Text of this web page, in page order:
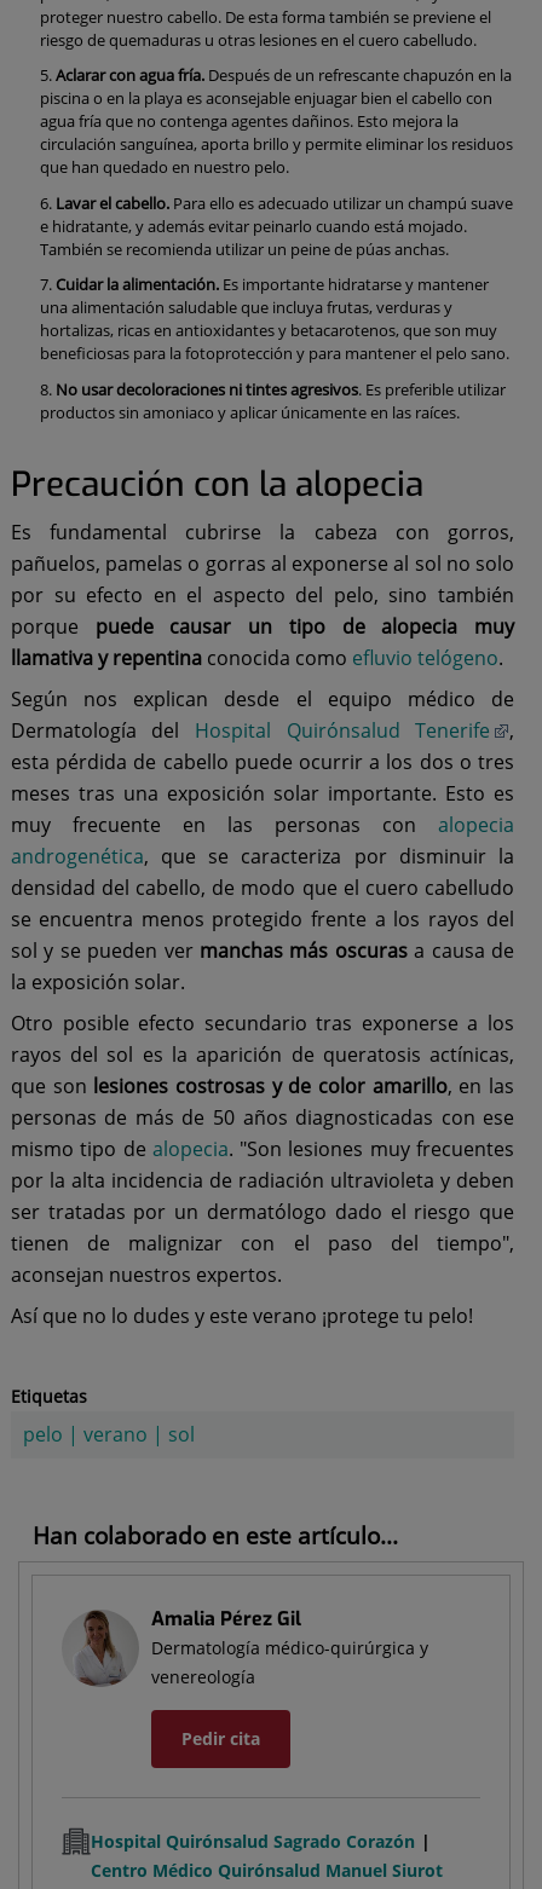
proteger nuestro cabello. De esta forma también se previene el
riesgo de quemaduras u otras lesiones en el cuero cabelludo.
Aclarar con agua fría.Después de un refrescante chapuzón en la
piscina o en la playa es aconsejable enjuagar bien el cabello con
agua fría que no contenga agentes dañinos. Esto mejora la
circulación sanguínea, aporta brillo y permite eliminar los residuos
que han quedado en nuestro pelo.
Lavar el cabello. Para ello es adecuado utilizar un champú suave
e hidratante, y además evitar peinarlo cuando está mojado.
También se recomienda utilizar un peine de púas anchas.
Cuidar la alimentación.Es importante hidratarse y mantener
una alimentación saludable que incluya frutas, verduras y
hortalizas, ricas en antioxidantes y betacarotenos, que son muy
beneficiosas para la fotoprotección y para mantener el pelo sano.
No usar decoloraciones ni tintes agresivos. Es preferible utilizar
productos sin amoniaco y aplicar únicamente en las raíces.
Precaución con la alopecia
Es fundamental cubrirse la cabeza con gorros,
pañuelos, pamelas o gorras al exponerse al sol no solo
por su efecto en el aspecto del pelo, sino también
porque puede causar un tipo de alopecia muy
llamativa y repentinaconocida como efluvio telógeno.
Según nos explican desde el equipo médico de
Dermatología del Hospital Quirónsalud Tenerife
,
esta pérdida de cabello puede ocurrir a los dos o tres
meses tras una exposición solar importante. Esto es
muy frecuente en las personas conalopecia
androgenética, que se caracteriza por disminuir la
densidad del cabello, de modo que el cuero cabelludo
se encuentra menos protegido frente a los rayos del
sol y se pueden ver manchas más oscurasa causa de
la exposición solar.
Otro posible efecto secundario tras exponerse a los
rayos del sol es la aparición de queratosis actínicas,
que son lesiones costrosas y de color amarillo, en las
personas de más de 50 años diagnosticadas con ese
mismo tipo de alopecia. "Son lesiones muy frecuentes
por la alta incidencia de radiación ultravioleta y deben
ser tratadas por un dermatólogo dado el riesgo que
tienen de malignizar con el paso del tiempo",
aconsejan nuestros expertos.
Así que no lo dudes y este verano ¡protege tu pelo!
Etiquetas
pelo | verano | sol
Han colaborado en este artículo...
Amalia Pérez Gil
Dermatología médico-quirúrgica y
venereología
Pedir cita
Hospital Quirónsalud Sagrado Corazón
Centro Médico Quirónsalud Manuel Siurot